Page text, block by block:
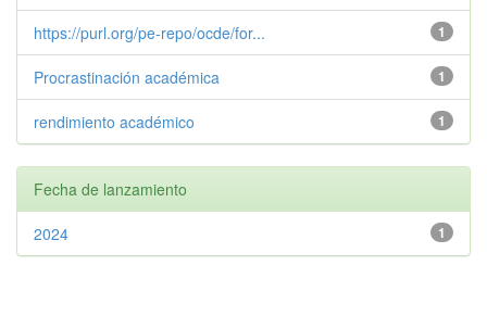
1
https://purl.org/pe-repo/ocde/for...
1
Procrastinación académica
1
rendimiento académico
Fecha de lanzamiento
1
2024